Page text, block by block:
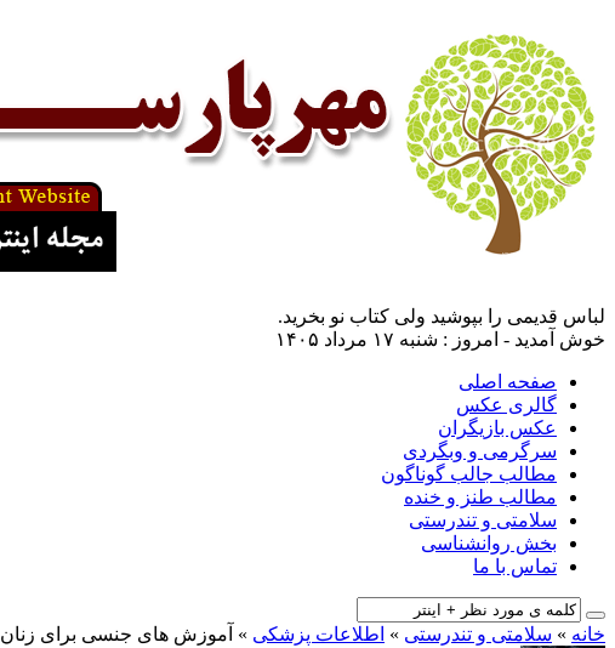
لباس قدیمی را بپوشید ولی کتاب نو بخرید.
خوش آمدید - امروز : شنبه ۱۷ مرداد ۱۴۰۵
صفحه اصلی
گالری عکس
عکس بازیگران
سرگرمی و وبگردی
مطالب جالب گوناگون
مطالب طنز و خنده
سلامتی و تندرستی
بخش روانشناسی
تماس با ما
خانه » سلامتی و تندرستی » اطلاعات پزشکی » آموزش های جنسی برای زنان